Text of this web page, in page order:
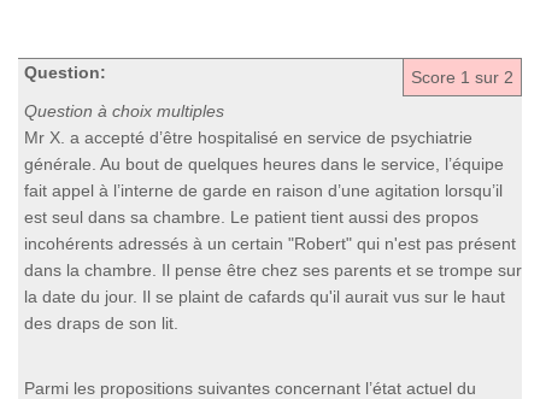
Score 1 sur 2
Question:
Question à choix multiples
Mr X. a accepté d’être hospitalisé en service de psychiatrie
générale. Au bout de quelques heures dans le service, l’équipe
fait appel à l’interne de garde en raison d’une agitation lorsqu’il
est seul dans sa chambre. Le patient tient aussi des propos
incohérents adressés à un certain "Robert" qui n'est pas présent
dans la chambre. Il pense être chez ses parents et se trompe sur
la date du jour. Il se plaint de cafards qu'il aurait vus sur le haut
des draps de son lit.
Parmi les propositions suivantes concernant l’état actuel du